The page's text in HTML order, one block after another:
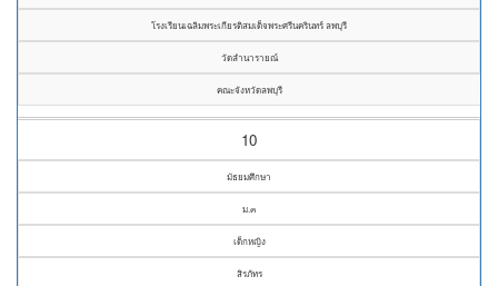
โรงเรียนเฉลิมพระเกียรติสมเด็จพระศรีนครินทร์ ลพบุรี
วัดลำนารายณ์
คณะจังหวัดลพบุรี
10
มัธยมศึกษา
ม.๓
เด็กหญิง
สิรภัทร